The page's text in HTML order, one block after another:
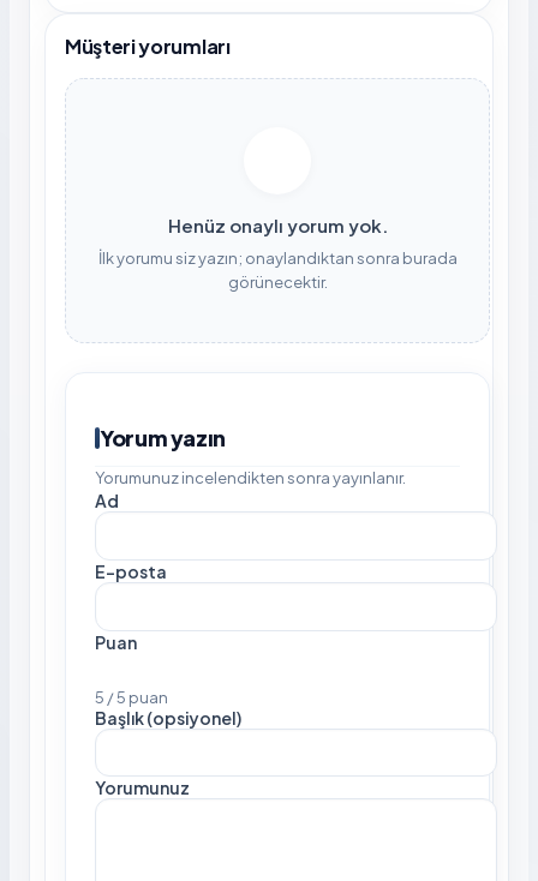
Müşteri yorumları
Henüz onaylı yorum yok.
İlk yorumu siz yazın; onaylandıktan sonra burada
görünecektir.
Yorum yazın
Yorumunuz incelendikten sonra yayınlanır.
Ad
E-posta
Puan
5 / 5 puan
Başlık (opsiyonel)
Yorumunuz